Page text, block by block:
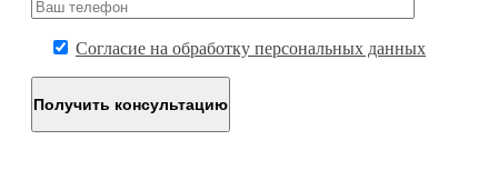
Согласие на обработку персональных данных